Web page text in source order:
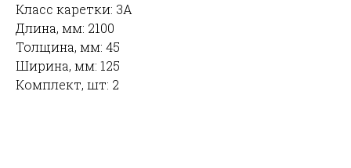
Класс каретки: 3A
Длина, мм: 2100
Толщина, мм: 45
Ширина, мм: 125
Комплект, шт: 2